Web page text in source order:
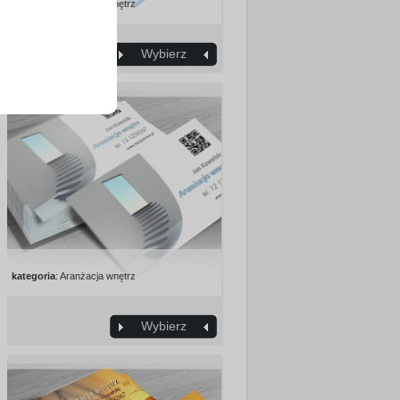
: Aranżacja wnętrz
Wybierz
kategoria: Aranżacja wnętrz
Wybierz